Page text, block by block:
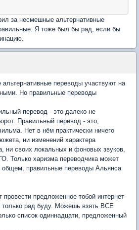
за несмешные альтернативные
Я тоже был бы рад, если бы
переводы участвуют на
Но правильные переводы
перевод - это далеко не
Правильный перевод - это,
Нет в нём практически ничего
ни изменений характера
ни своих локальных и фоновых звуков,
Только харизма переводчика может
общем, правильные переводы Альянса
провести предложенное тобой интернет-
только рад буду. Можешь взять ВСЕ
список одиннадцати, предложенный